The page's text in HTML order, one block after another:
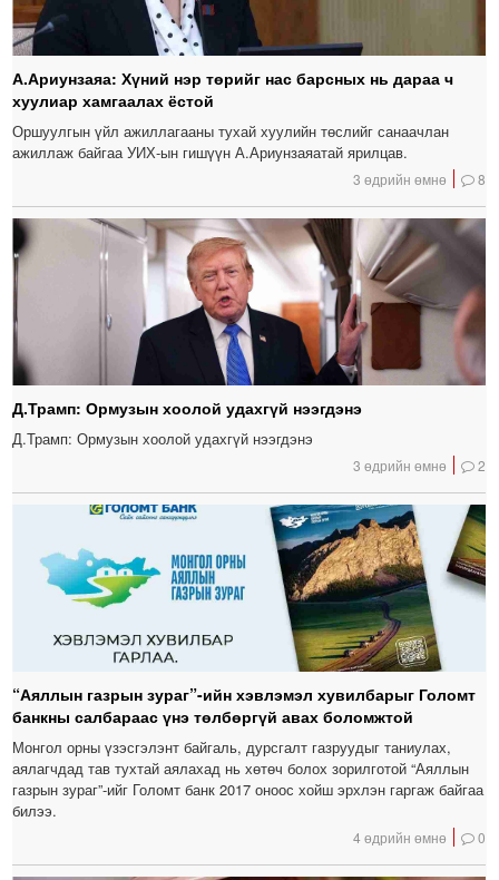
А.Ариунзаяа: Хүний нэр төрийг нас барсных нь дараа ч
хуулиар хамгаалах ёстой
Оршуулгын үйл ажиллагааны тухай хуулийн төслийг санаачлан
ажиллаж байгаа УИХ-ын гишүүн А.Ариунзаяатай ярилцав.
3 өдрийн өмнө 8
Д.Трамп: Ормузын хоолой удахгүй нээгдэнэ
Д.Трамп: Ормузын хоолой удахгүй нээгдэнэ
3 өдрийн өмнө 2
“Аяллын газрын зураг”-ийн хэвлэмэл хувилбарыг Голомт
банкны салбараас үнэ төлбөргүй авах боломжтой
Монгол орны үзэсгэлэнт байгаль, дурсгалт газруудыг таниулах,
аялагчдад тав тухтай аялахад нь хөтөч болох зорилготой “Аяллын
газрын зураг”-ийг Голомт банк 2017 оноос хойш эрхлэн гаргаж байгаа
билээ.
4 өдрийн өмнө 0